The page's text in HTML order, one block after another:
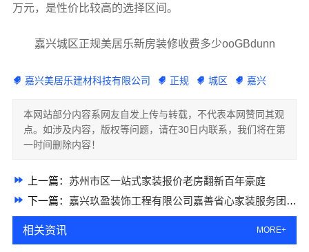
万元，是性价比较高的选择区间。
嘉兴城区正规美居乐新房装修收费多少ooGBdunn
嘉兴美居乐建材科技有限公司 正规 城区 嘉兴
本网站部分内容系网友自发上传与转载，不代表本网赞同其观
点。如涉及内容，版权等问题，请在30日内联系，我们将在第
一时间删除内容！
上一篇： 苏州市区一站式家装报价老房翻新百年豪庭
下一篇： 嘉兴玖盈装饰工程有限公司嘉善省心家装服务团队拎包入住
相关资讯 MORE+